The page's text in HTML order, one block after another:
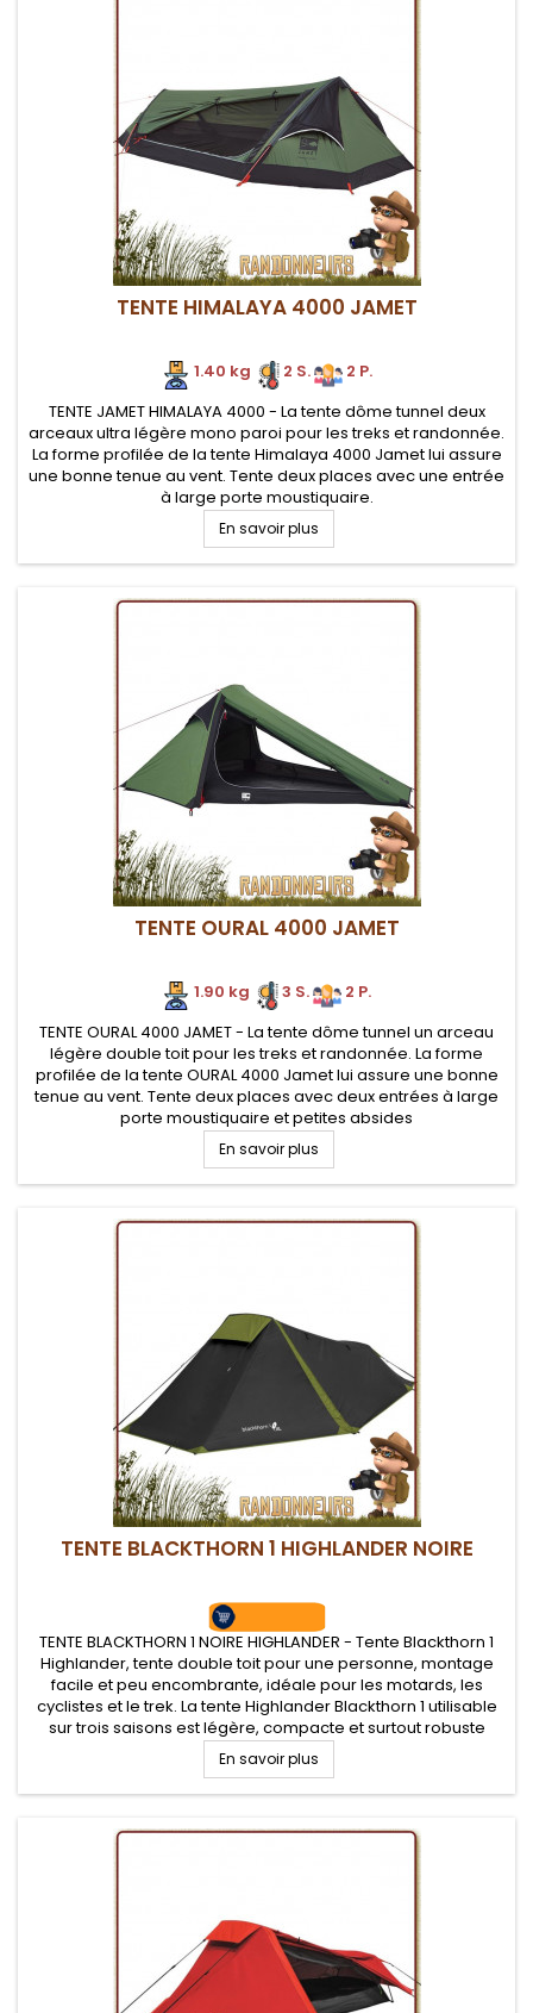
TENTE HIMALAYA 4000 JAMET
1.40 kg 2 S.
2 P.
TENTE JAMET HIMALAYA 4000 - La tente dôme tunnel deux
arceaux ultra légère mono paroi pour les treks et randonnée.
La forme profilée de la tente Himalaya 4000 Jamet lui assure
une bonne tenue au vent. Tente deux places avec une entrée
à large porte moustiquaire.
En savoir plus
TENTE OURAL 4000 JAMET
1.90 kg 3 S.
2 P.
TENTE OURAL 4000 JAMET - La tente dôme tunnel un arceau
légère double toit pour les treks et randonnée. La forme
profilée de la tente OURAL 4000 Jamet lui assure une bonne
tenue au vent. Tente deux places avec deux entrées à large
porte moustiquaire et petites absides
En savoir plus
TENTE BLACKTHORN 1 HIGHLANDER NOIRE
TENTE BLACKTHORN 1 NOIRE HIGHLANDER - Tente Blackthorn 1
Highlander, tente double toit pour une personne, montage
facile et peu encombrante, idéale pour les motards, les
cyclistes et le trek. La tente Highlander Blackthorn 1 utilisable
sur trois saisons est légère, compacte et surtout robuste
avec un transport facilité avec son sac de compression.
En savoir plus